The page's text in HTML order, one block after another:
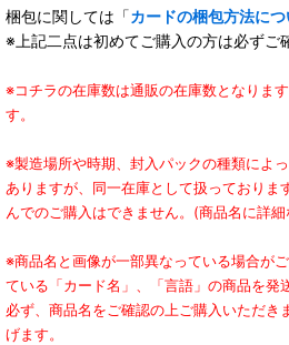
梱包に関しては「カードの梱包方法につ
※上記二点は初めてご購入の方は必ずご
※コチラの在庫数は通販の在庫数となりま
す。
※製造場所や時期、封入パックの種類によ
ありますが、同一在庫として扱っておりま
んでのご購入はできません。(商品名に詳
※商品名と画像が一部異なっている場合が
ている「カード名」、「言語」の商品を発
必ず、商品名をご確認の上ご購入いただき
げます。